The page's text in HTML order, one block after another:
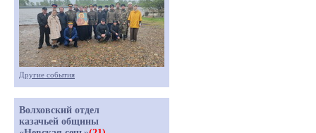
Другие события
Волховский отдел
казачьей общины